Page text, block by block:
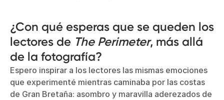
¿Con qué esperas que se queden los
lectores de The Perimeter, más allá
de la fotografía?
Espero inspirar a los lectores las mismas emociones
que experimenté mientras caminaba por las costas
de Gran Bretaña: asombro y maravilla aderezados de